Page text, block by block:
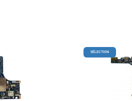
Add to Wishlist
SÉLECTION